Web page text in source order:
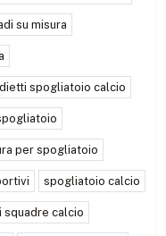
su misura
spogliatoio calcio
per spogliatoio
spogliatoio calcio
squadre calcio